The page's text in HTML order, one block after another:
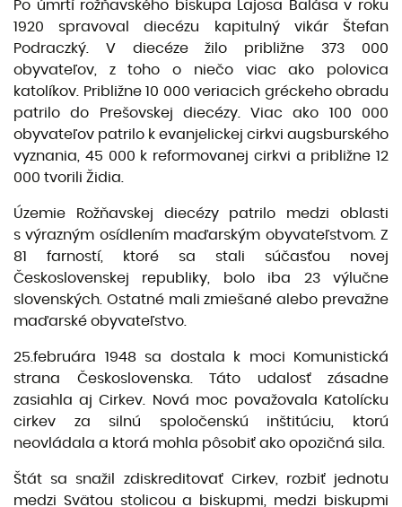
Po úmrtí rožňavského biskupa Lajosa Balása v roku
1920 spravoval diecézu kapitulný vikár Štefan
Podraczký. V diecéze žilo približne 373 000
obyvateľov, z toho o niečo viac ako polovica
katolíkov. Približne 10 000 veriacich gréckeho obradu
patrilo do Prešovskej diecézy. Viac ako 100 000
obyvateľov patrilo k evanjelickej cirkvi augsburského
vyznania, 45 000 k reformovanej cirkvi a približne 12
000 tvorili Židia.
Územie Rožňavskej diecézy patrilo medzi oblasti
s výrazným osídlením maďarským obyvateľstvom. Z
81 farností, ktoré sa stali súčasťou novej
Československej republiky, bolo iba 23 výlučne
slovenských. Ostatné mali zmiešané alebo prevažne
maďarské obyvateľstvo.
25.februára 1948 sa dostala k moci Komunistická
strana Československa. Táto udalosť zásadne
zasiahla aj Cirkev. Nová moc považovala Katolícku
cirkev za silnú spoločenskú inštitúciu, ktorú
neovládala a ktorá mohla pôsobiť ako opozičná sila.
Štát sa snažil zdiskreditovať Cirkev, rozbiť jednotu
medzi Svätou stolicou a biskupmi, medzi biskupmi